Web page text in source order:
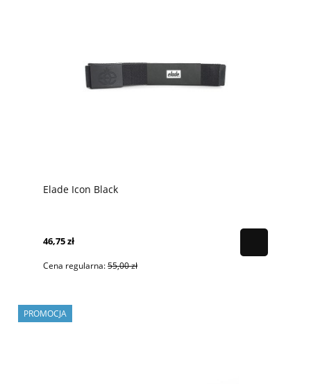
Elade Icon Black
46,75 zł
Cena regularna:55,00 zł
PROMOCJA